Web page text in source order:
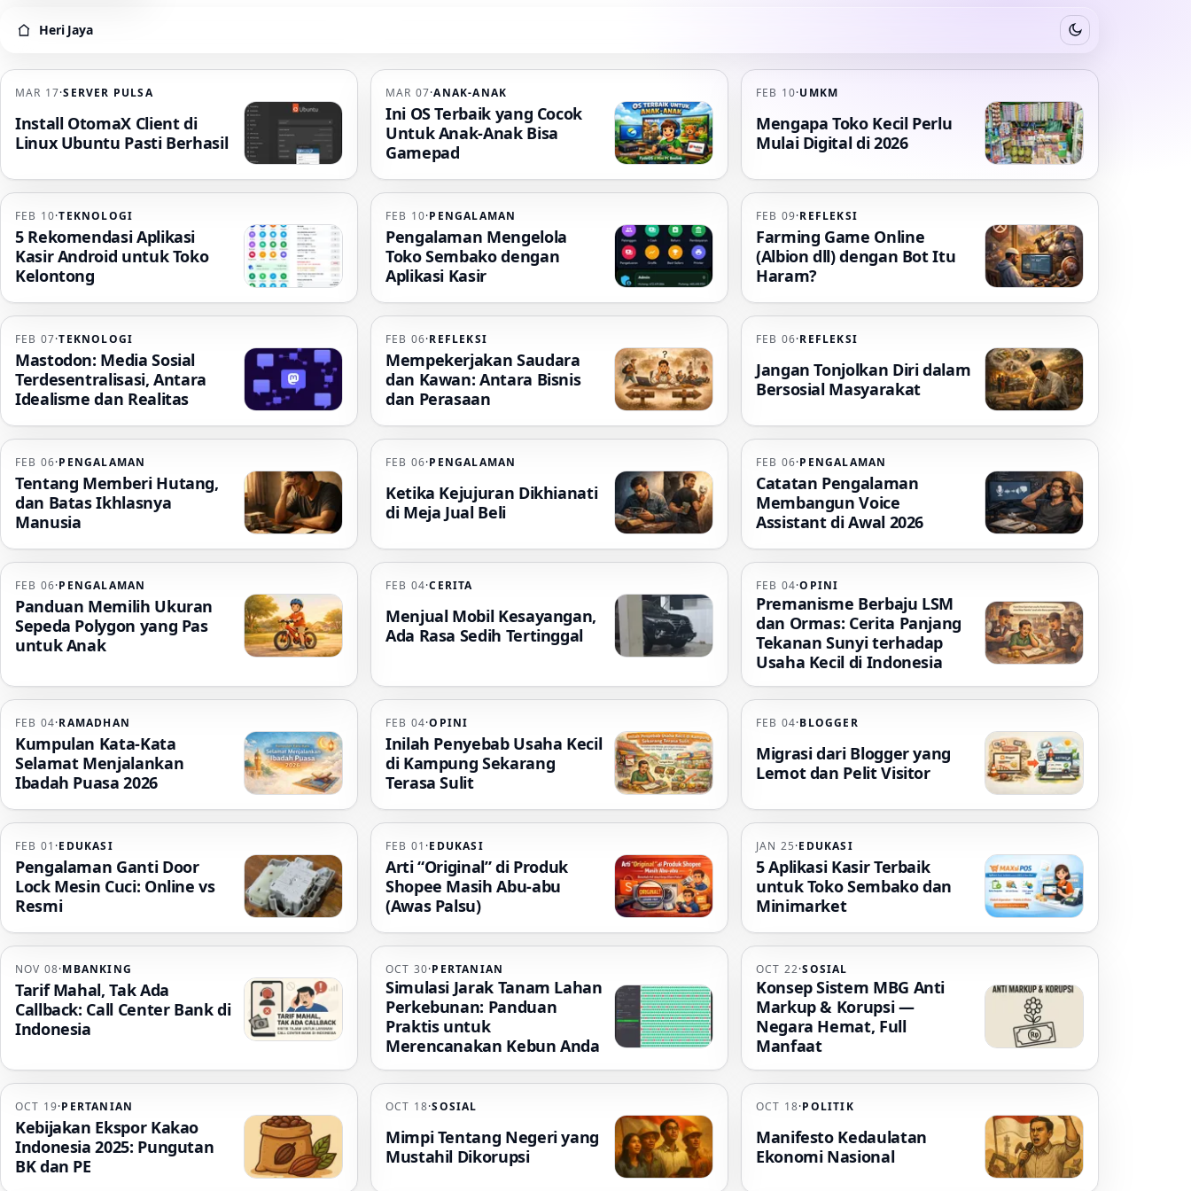
Heri Jaya
Heri Jaya Switch to dark mode
MAR 17·SERVER PULSA
Install OtomaX Client di
Linux Ubuntu Pasti Berhasil
MAR 07·ANAK-ANAK
Ini OS Terbaik yang Cocok
Untuk Anak-Anak Bisa
Gamepad
FEB 10·UMKM
Mengapa Toko Kecil Perlu
Mulai Digital di 2026
FEB 10·TEKNOLOGI
5 Rekomendasi Aplikasi
Kasir Android untuk Toko
Kelontong
FEB 10·PENGALAMAN
Pengalaman Mengelola
Toko Sembako dengan
Aplikasi Kasir
FEB 09·REFLEKSI
Farming Game Online
(Albion dll) dengan Bot Itu
Haram?
FEB 07·TEKNOLOGI
Mastodon: Media Sosial
Terdesentralisasi, Antara
Idealisme dan Realitas
FEB 06·REFLEKSI
Mempekerjakan Saudara
dan Kawan: Antara Bisnis
dan Perasaan
FEB 06·REFLEKSI
Jangan Tonjolkan Diri dalam
Bersosial Masyarakat
FEB 06·PENGALAMAN
Tentang Memberi Hutang,
dan Batas Ikhlasnya
Manusia
FEB 06·PENGALAMAN
Ketika Kejujuran Dikhianati
di Meja Jual Beli
FEB 06·PENGALAMAN
Catatan Pengalaman
Membangun Voice
Assistant di Awal 2026
FEB 06·PENGALAMAN
Panduan Memilih Ukuran
Sepeda Polygon yang Pas
untuk Anak
FEB 04·CERITA
Menjual Mobil Kesayangan,
Ada Rasa Sedih Tertinggal
FEB 04·OPINI
Premanisme Berbaju LSM
dan Ormas: Cerita Panjang
Tekanan Sunyi terhadap
Usaha Kecil di Indonesia
FEB 04·RAMADHAN
Kumpulan Kata-Kata
Selamat Menjalankan
Ibadah Puasa 2026
FEB 04·OPINI
Inilah Penyebab Usaha Kecil
di Kampung Sekarang
Terasa Sulit
FEB 04·BLOGGER
Migrasi dari Blogger yang
Lemot dan Pelit Visitor
FEB 01 ·EDUKASI
Pengalaman Ganti Door
Lock Mesin Cuci: Online vs
Resmi
FEB 01 ·EDUKASI
Arti “Original” di Produk
Shopee Masih Abu-abu
(Awas Palsu)
JAN 25·EDUKASI
5 Aplikasi Kasir Terbaik
untuk Toko Sembako dan
Minimarket
NOV 08·MBANKING
Tarif Mahal, Tak Ada
Callback: Call Center Bank di
Indonesia
OCT 30·PERTANIAN
Simulasi Jarak Tanam Lahan
Perkebunan: Panduan
Praktis untuk
Merencanakan Kebun Anda
OCT 22·SOSIAL
Konsep Sistem MBG Anti
Markup & Korupsi —
Negara Hemat, Full
Manfaat
OCT 19·PERTANIAN
Kebijakan Ekspor Kakao
Indonesia 2025: Pungutan
BK dan PE
OCT 18·SOSIAL
Mimpi Tentang Negeri yang
Mustahil Dikorupsi
OCT 18·POLITIK
Manifesto Kedaulatan
Ekonomi Nasional